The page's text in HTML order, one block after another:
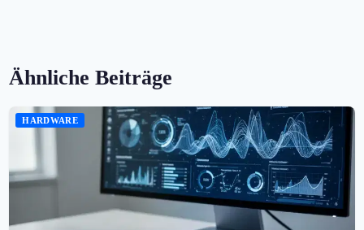
Ähnliche Beiträge
HARDWARE